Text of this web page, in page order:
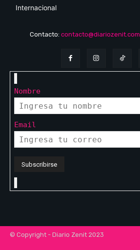
Internacional
Contacto: contacto@diariozenit.com
Nombre
Email
© Copyright - Diario Zenit 2023